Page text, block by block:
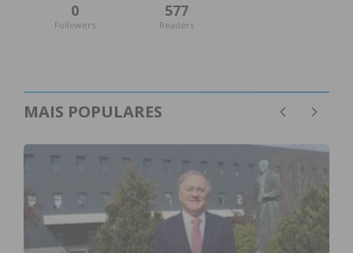
0
Followers
577
Readers
MAIS POPULARES